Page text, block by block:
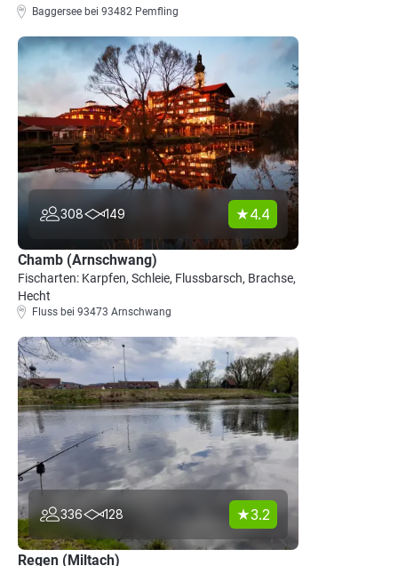
Baggersee bei 93482 Pemfling
308 149 4.4
Chamb (Arnschwang)
Fischarten: Karpfen, Schleie, Flussbarsch, Brachse,
Hecht
Fluss bei 93473 Arnschwang
336 128 3.2
Regen (Miltach)